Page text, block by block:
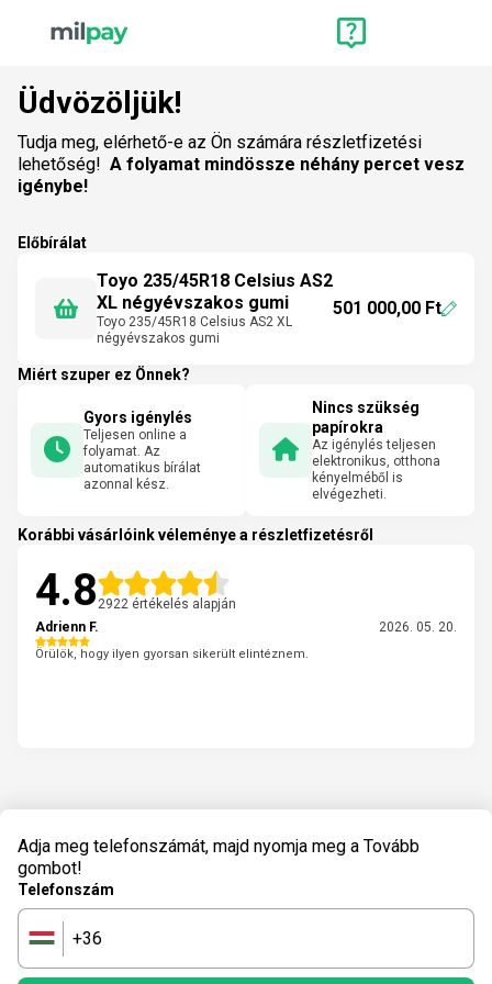
Üdvözöljük!
Tudja meg, elérhető-e az Ön számára részletfizetési
lehetőség! A folyamat mindössze néhány percet vesz
igénybe!
Előbírálat
Toyo 235/45R18 Celsius AS2
XL négyévszakos gumi
Toyo 235/45R18 Celsius AS2 XL
négyévszakos gumi
501 000,00 Ft
Miért szuper ez Önnek?
Gyors igénylés
Teljesen online a
folyamat. Az
automatikus bírálat
azonnal kész.
Nincs szükség
papírokra
Az igénylés teljesen
elektronikus, otthona
kényelméből is
elvégezheti.
Korábbi vásárlóink véleménye a részletfizetésről
4.8 2922 értékelés alapján
Adrienn F.
2026. 05. 20.
Örülök, hogy ilyen gyorsan sikerült elintéznem.
Adja meg telefonszámát, majd nyomja meg a Tovább
gombot!
Telefonszám
🇭🇺 +36